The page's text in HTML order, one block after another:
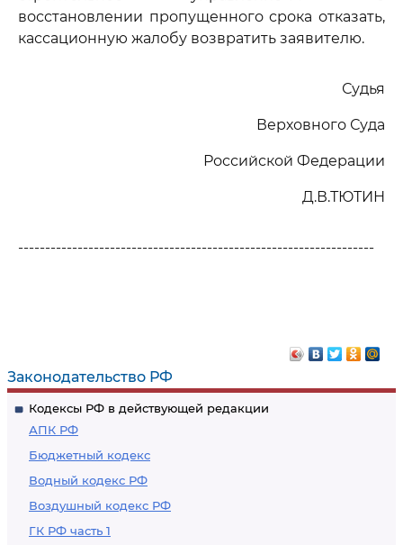
Законодательство РФ
Кодексы РФ в действующей редакции
АПК РФ
Бюджетный кодекс
Водный кодекс РФ
Воздушный кодекс РФ
ГК РФ часть 1
восстановлении пропущенного срока отказать,
кассационную жалобу возвратить заявителю.
Судья
Верховного Суда
Российской Федерации
Д.В.ТЮТИН
------------------------------------------------------------------